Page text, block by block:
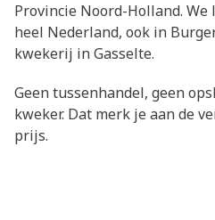
Provincie Noord-Holland.
heel Nederland, ook in
kwekerij in Gasselte.
Geen tussenhandel, geen
kweker. Dat merk je aan de
prijs.